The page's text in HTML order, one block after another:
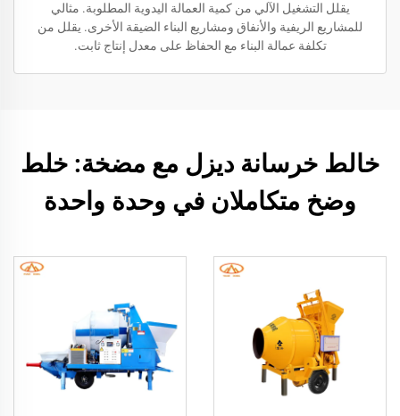
يقلل التشغيل الآلي من كمية العمالة اليدوية المطلوبة. مثالي
للمشاريع الريفية والأنفاق ومشاريع البناء الضيقة الأخرى. يقلل من
تكلفة عمالة البناء مع الحفاظ على معدل إنتاج ثابت.
خالط خرسانة ديزل مع مضخة: خلط
وضخ متكاملان في وحدة واحدة